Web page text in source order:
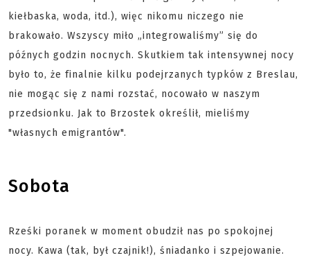
kiełbaska, woda, itd.), więc nikomu niczego nie
brakowało. Wszyscy miło „integrowaliśmy” się do
późnych godzin nocnych. Skutkiem tak intensywnej nocy
było to, że finalnie kilku podejrzanych typków z Breslau,
nie mogąc się z nami rozstać, nocowało w naszym
przedsionku. Jak to Brzostek określił, mieliśmy
"własnych emigrantów".
Sobota
Rześki poranek w moment obudził nas po spokojnej
nocy. Kawa (tak, był czajnik!), śniadanko i szpejowanie.